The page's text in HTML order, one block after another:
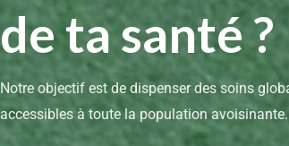
de ta santé ?
Notre objectif est de dispenser des soins
accessibles à toute la population